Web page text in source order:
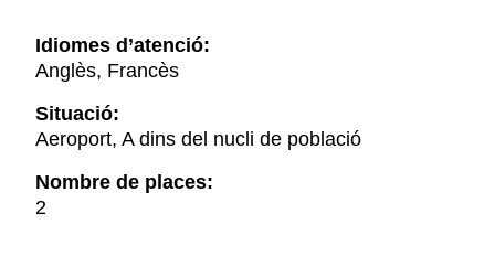
Idiomes d’atenció:
Anglès, Francès
Situació:
Aeroport, A dins del nucli de població
Nombre de places:
2